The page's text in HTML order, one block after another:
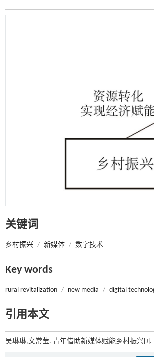
关键词
乡村振兴 / 新媒体 / 数字技术
Key words
rural revitalization / new media / digital
引用本文
吴琳琳,文常莹. 青年借助新媒体赋能乡村振兴[J].